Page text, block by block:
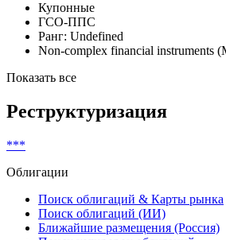
Купонные
ГСО-ППС
Ранг: Undefined
Non-complex financial instruments
Показать все
Реструктуризация
***
Облигации
Поиск облигаций & Карты рынка
Поиск облигаций (ИИ)
Ближайшие размещения (Россия)